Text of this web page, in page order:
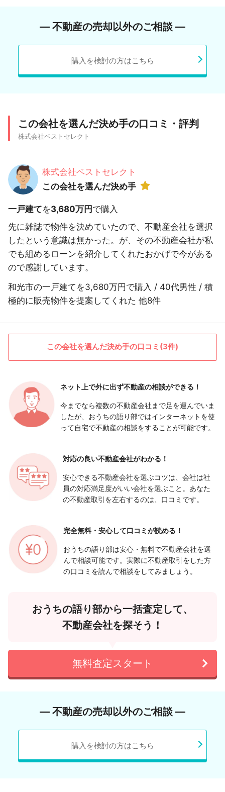
― 不動産の売却以外のご相談 ―
購入を検討の方はこちら
この会社を選んだ決め手の口コミ・評判
株式会社ベストセレクト
株式会社ベストセレクト
この会社を選んだ決め手
一戸建てを3,680万円 で購入
先に雑誌で物件を決めていたので、不動産会社を選択
したという意識は無かった。が、その不動産会社が私
でも組めるローンを紹介してくれたおかげで今がある
ので感謝しています。
和光市の一戸建てを3,680万円で購入 / 40代男性 / 積
極的に販売物件を提案してくれた 他8件
この会社を選んだ決め手の口コミ(3件)
ネット上で外に出ず不動産の相談ができる！
今までなら複数の不動産会社まで足を運んでいま
したが、おうちの語り部ではインターネットを使
って自宅で不動産の相談をすることが可能です。
対応の良い不動産会社がわかる！
安心できる不動産会社を選ぶコツは、会社は社
員の対応満足度がいい会社を選ぶこと。あなた
の不動産取引を左右するのは、口コミです。
完全無料・安心して口コミが読める！
おうちの語り部は安心・無料で不動産会社を選
んで相談可能です。実際に不動産取引をした方
の口コミを読んで相談をしてみましょう。
おうちの語り部から一括査定して、
不動産会社を探そう！
無料査定スタート
― 不動産の売却以外のご相談 ―
購入を検討の方はこちら